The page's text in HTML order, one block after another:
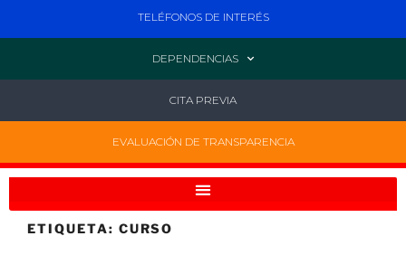
TELÉFONOS DE INTERÉS
DEPENDENCIAS
CITA PREVIA
EVALUACIÓN DE TRANSPARENCIA
ETIQUETA: CURSO